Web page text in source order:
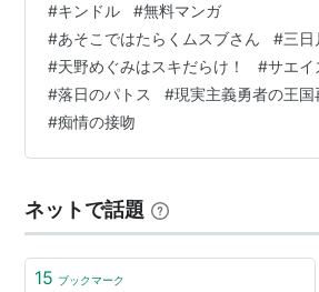
ックス) 作者:艶々 秋田書店 Amazon
らけ！（１）【期間限定 無料お試し版
コミックス) 作者:ねこぐち 小学館
１【期間限定 無料お試し版】 (チャン
クス) 作者:内水融 秋…
#キンドル #無料マンガ
#あそこではたらくムスブさん #三日
#天野めぐみはスキだらけ！ #サエイ
#落日のパトス #現実主義勇者の王国
#痴情の接吻
ネットで話題
15 ブックマーク